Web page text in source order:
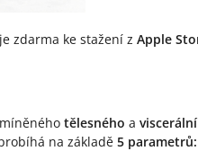
zdarma ke stažení z Apple
tělesného a
na základě 5 parametrů: